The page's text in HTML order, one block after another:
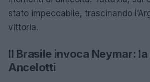
stato impeccabile, trascinando
vittoria.
Il Brasile invoca Neymar:
Ancelotti